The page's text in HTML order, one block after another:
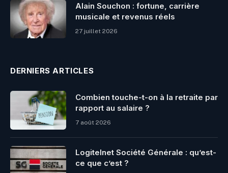
Alain Souchon : fortune, carrière
musicale et revenus réels
27 juillet 2026
DERNIERS ARTICLES
Combien touche-t-on à la retraite par
rapport au salaire ?
7 août 2026
Logitelnet Société Générale : qu’est-
ce que c’est ?